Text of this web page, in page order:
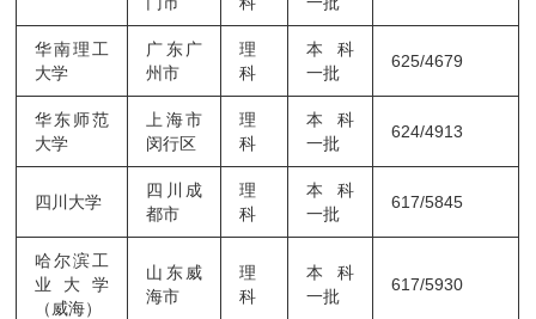
华南理工
大学
广东广
州市
理
科
本科
一批
625/4679
华东师范
大学
上海市
闵行区
理
科
本科
一批
624/4913
四川大学
四川成
都市
理
科
本科
一批
617/5845
哈尔滨工
业大学
（威海）
山东威
海市
理
科
本科
一批
617/5930